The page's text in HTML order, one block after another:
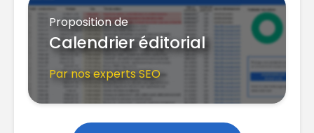
Proposition de
Calendrier éditorial
Par nos experts SEO